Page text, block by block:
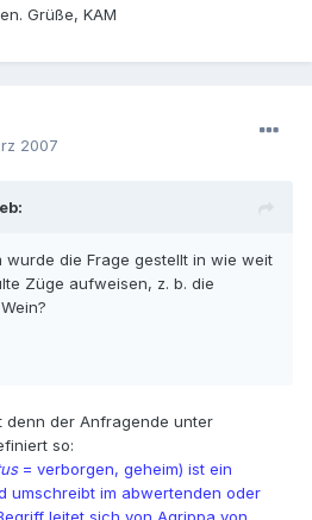
Grüße, KAM
2007
wurde die Frage gestellt in wie weit
Züge aufweisen, z. b. die
denn der Anfragende unter
so:
= verborgen, geheim) ist ein
umschreibt im abwertenden oder